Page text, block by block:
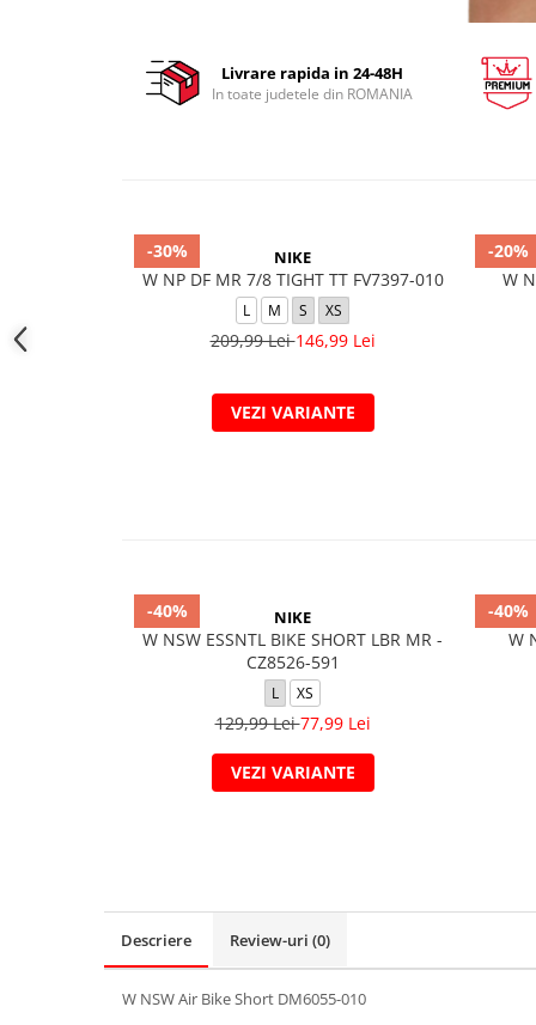
Livrare rapida in 24-48H
In toate judetele din ROMANIA
-30% NIKE
W NP DF MR 7/8 TIGHT TT FV7397-010
L M S XS
209,99 Lei146,99 Lei
VEZI VARIANTE
-20%
W
-40% NIKE
W NSW ESSNTL BIKE SHORT LBR MR -
CZ8526-591
L XS
129,99 Lei77,99 Lei
VEZI VARIANTE
-40%
W
Descriere Review-uri (0)
W NSW Air Bike Short DM6055-010